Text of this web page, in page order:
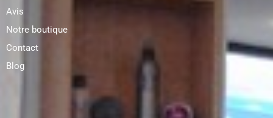
Avis
Notre boutique
Contact
Blog